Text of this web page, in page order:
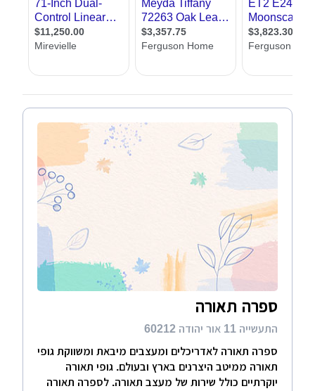
ספרה תאורה
התעשייה 11 אור יהודה 60212
ספרה תאורה לאדריכלים ומעצבים מיבאת ומשווקת גופי
תאורה ממיטב היצרנים בארץ ובעולם. גופי תאורה
יוקרתיים כולל שירות של מעצב תאורה. לספרה תאורה